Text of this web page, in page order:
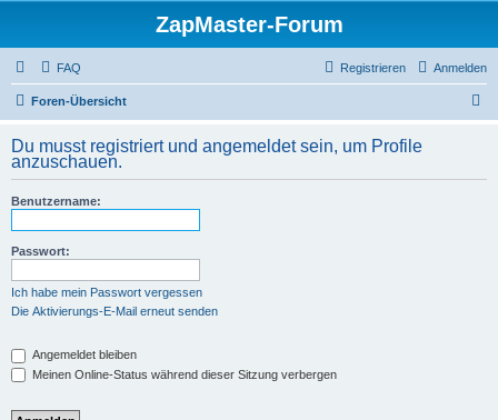
ZapMaster-Forum
FAQ Anmelden
Registrieren
Foren-Übersicht
h
Du musst registriert und angemeldet sein, um Profile
anzuschauen.
Benutzername:
Passwort:
Ich habe mein Passwort vergessen
Die Aktivierungs-E-Mail erneut senden
Angemeldet bleiben
Meinen Online-Status während dieser Sitzung verbergen